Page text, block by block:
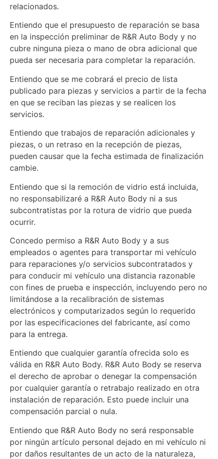
relacionados.
Entiendo que el presupuesto de reparación se basa
en la inspección preliminar de R&R Auto Body y no
cubre ninguna pieza o mano de obra adicional que
pueda ser necesaria para completar la reparación.
Entiendo que se me cobrará el precio de lista
publicado para piezas y servicios a partir de la fecha
en que se reciban las piezas y se realicen los
servicios.
Entiendo que trabajos de reparación adicionales y
piezas, o un retraso en la recepción de piezas,
pueden causar que la fecha estimada de finalización
cambie.
Entiendo que si la remoción de vidrio está incluida,
no responsabilizaré a R&R Auto Body ni a sus
subcontratistas por la rotura de vidrio que pueda
ocurrir.
Concedo permiso a R&R Auto Body y a sus
empleados o agentes para transportar mi vehículo
para reparaciones y/o servicios subcontratados y
para conducir mi vehículo una distancia razonable
con fines de prueba e inspección, incluyendo pero no
limitándose a la recalibración de sistemas
electrónicos y computarizados según lo requerido
por las especificaciones del fabricante, así como
para la entrega.
Entiendo que cualquier garantía ofrecida solo es
válida en R&R Auto Body. R&R Auto Body se reserva
el derecho de aprobar o denegar la compensación
por cualquier garantía o retrabajo realizado en otra
instalación de reparación. Esto puede incluir una
compensación parcial o nula.
Entiendo que R&R Auto Body no será responsable
por ningún artículo personal dejado en mi vehículo ni
por daños resultantes de un acto de la naturaleza,